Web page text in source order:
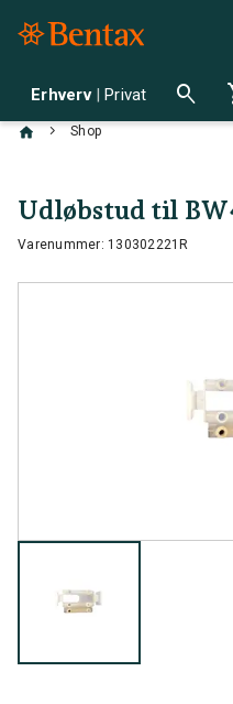
Erhverv | Privat search
chevron_right Shop
Udløbstud til
Varenummer: 130302221R